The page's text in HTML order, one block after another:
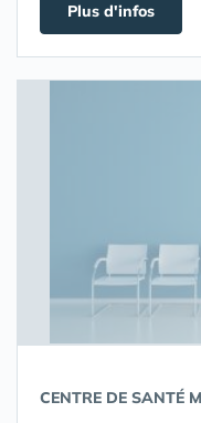
Plus d'infos
CENTRE DE SANTÉ